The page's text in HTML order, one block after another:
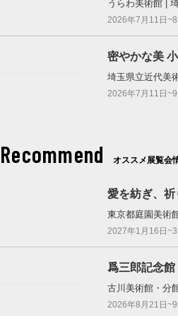
うらわ美術館 |
2026年7月11日~8
密やかな美
埼玉県立近代美
2026年7月11日~9
Recommend オススメ展覧会
愛を紡ぎ、
東京都庭園美術
2027年1月16日~3
爲三郎記念館
古川美術館・分
2026年8月21日~9